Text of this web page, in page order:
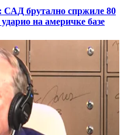
САД брутално спржиле 80
на америчке базе